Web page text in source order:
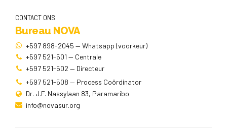
CONTACT ONS
Bureau NOVA
+597 898-2045 — Whatsapp (voorkeur)
+597 521-501 — Centrale
+597 521-502 — Directeur
+597 521-508 — Process Coördinator
Dr. J.F. Nassylaan 83, Paramaribo
info@novasur.org